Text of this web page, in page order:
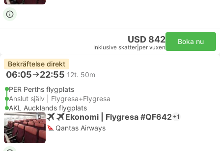
USD 842
Inklusive skatter per vuxen
Boka nu
Bekräftelse direkt
06:05 22:55 12t. 50m
PER Perths flygplats
Anslut själv | Flygresa+Flygresa
AKL Aucklands flygplats
Ekonomi | Flygresa #QF642 +1
Qantas Airways